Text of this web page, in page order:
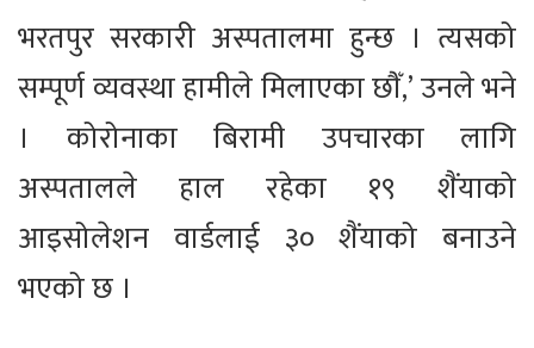
भरतपुर सरकारी अस्पतालमा हुन्छ । त्यसको
सम्पूर्ण व्यवस्था हामीले मिलाएका छौँ,’ उनले भने
। कोरोनाका बिरामी उपचारका लागि
अस्पतालले हाल रहेका १९ शैंयाको
आइसोलेशन वार्डलाई ३० शैंयाको बनाउने
भएको छ ।